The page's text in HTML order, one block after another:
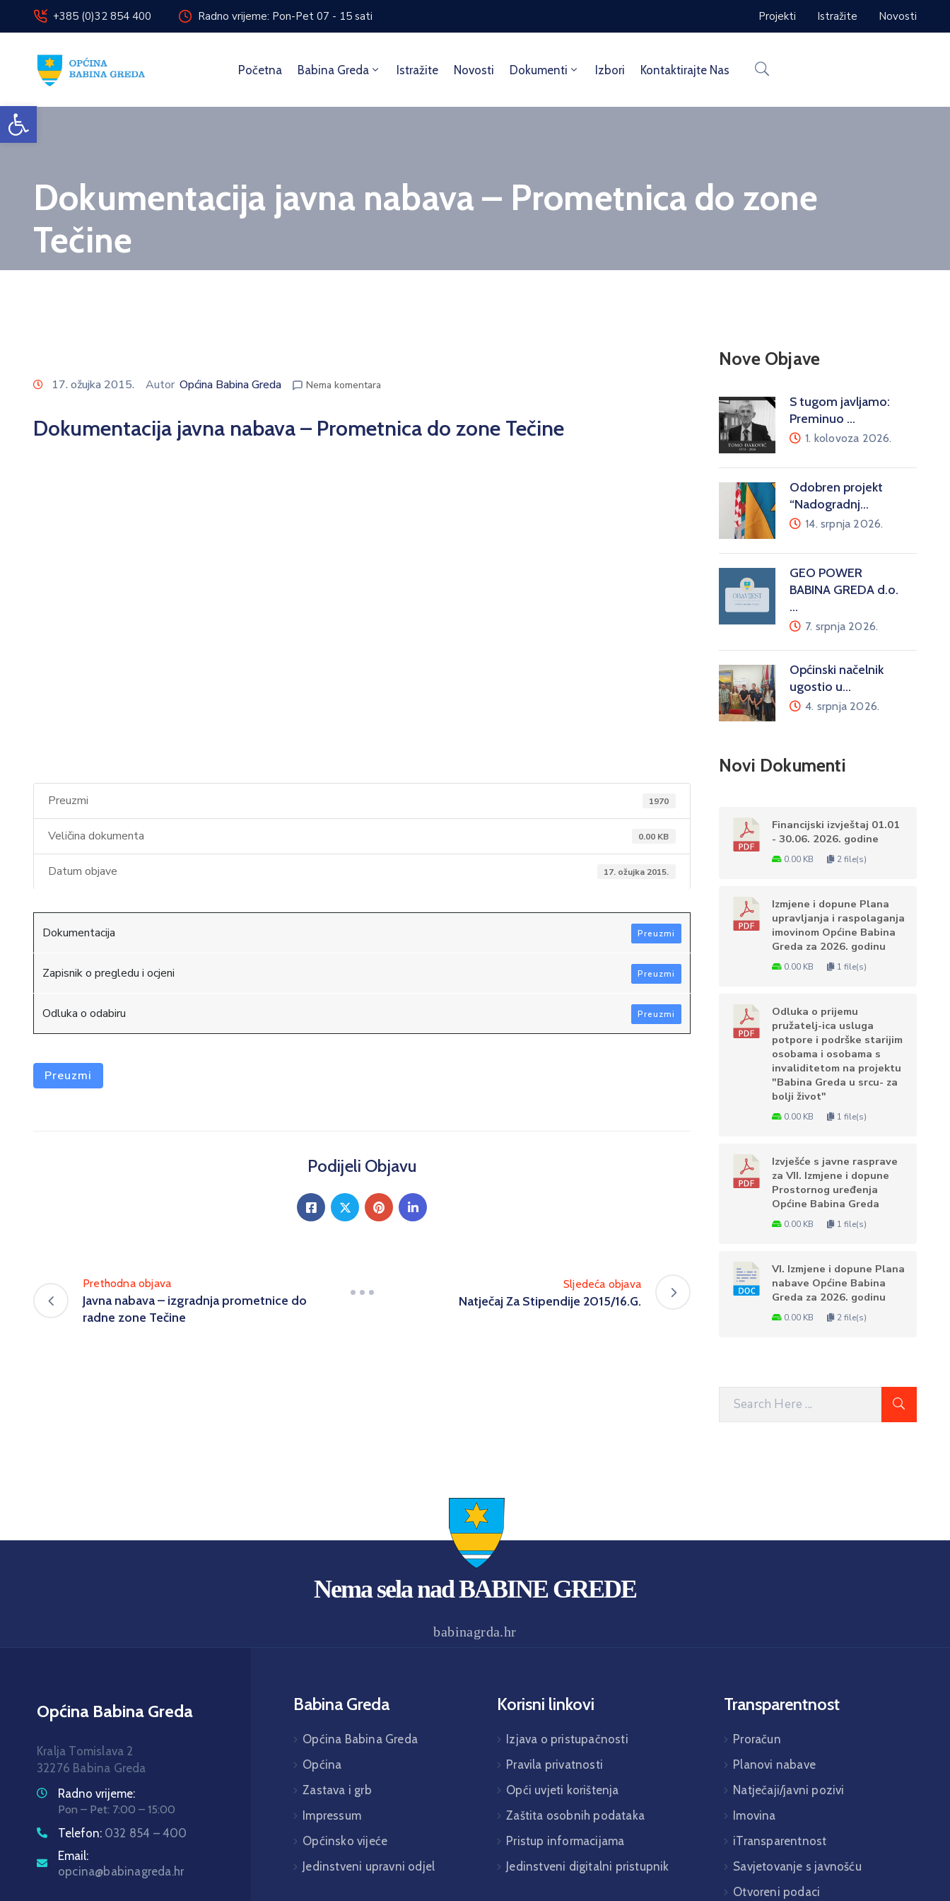
Open toolbar
+385 (0)32 854 400 Radno vrijeme: Pon-Pet 07 - 15 sati Projekti Istražite Novosti
Početna Babina Greda Istražite Novosti Dokumenti Izbori Kontaktirajte Nas
Dokumentacija javna nabava – Prometnica do zone
Tečine
17. ožujka 2015. Autor Općina Babina Greda Nema komentara
Dokumentacija javna nabava – Prometnica do zone Tečine
Preuzmi 1970
Veličina dokumenta 0.00 KB
Datum objave 17. ožujka 2015.
Dokumentacija Preuzmi
Zapisnik o pregledu i ocjeni Preuzmi
Odluka o odabiru Preuzmi
Preuzmi
Podijeli Objavu
Prethodna objava
Javna nabava – izgradnja prometnice do
radne zone Tečine
Sljedeća objava
Natječaj Za Stipendije 2015/16.G.
Nove Objave
S tugom javljamo:
Preminuo …
1. kolovoza 2026.
Odobren projekt
“Nadogradnj…
14. srpnja 2026.
GEO POWER
BABINA GREDA d.o.
…
7. srpnja 2026.
Općinski načelnik
ugostio u…
4. srpnja 2026.
Novi Dokumenti
Financijski izvještaj 01.01
- 30.06. 2026. godine
0.00 KB 2 file(s)
Izmjene i dopune Plana
upravljanja i raspolaganja
imovinom Općine Babina
Greda za 2026. godinu
0.00 KB 1 file(s)
Odluka o prijemu
pružatelj-ica usluga
potpore i podrške starijim
osobama i osobama s
invaliditetom na projektu
"Babina Greda u srcu- za
bolji život"
0.00 KB 1 file(s)
Izvješće s javne rasprave
za VII. Izmjene i dopune
Prostornog uređenja
Općine Babina Greda
0.00 KB 1 file(s)
VI. Izmjene i dopune Plana
nabave Općine Babina
Greda za 2026. godinu
0.00 KB 2 file(s)
Nema sela nad BABINE GREDE
babinagrda.hr
Općina Babina Greda
Kralja Tomislava 2
32276 Babina Greda
Radno vrijeme:
Pon – Pet: 7:00 – 15:00
Telefon: 032 854 – 400
Email:
opcina@babinagreda.hr
Babina Greda
Općina Babina Greda
Općina
Zastava i grb
Impressum
Općinsko vijeće
Jedinstveni upravni odjel
Korisni linkovi
Izjava o pristupačnosti
Pravila privatnosti
Opći uvjeti korištenja
Zaštita osobnih podataka
Pristup informacijama
Jedinstveni digitalni pristupnik
Transparentnost
Proračun
Planovi nabave
Natječaji/javni pozivi
Imovina
iTransparentnost
Savjetovanje s javnošću
Otvoreni podaci